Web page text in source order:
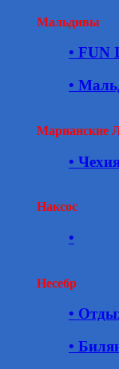
Мальдивы
• FUN
•
Марианские
•
Наксос
•
Несебр
•
•